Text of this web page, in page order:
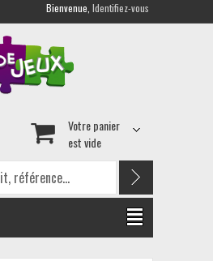
Bienvenue, Identifiez-vous
Votre panier
est vide